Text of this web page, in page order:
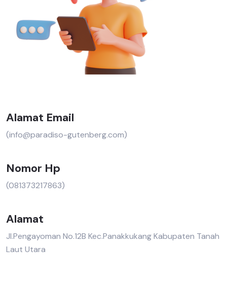
Alamat Email
(info@paradiso-gutenberg.com)
Nomor Hp
(081373217863)
Alamat
Jl.Pengayoman No.12B Kec.Panakkukang Kabupaten Tanah
Laut Utara